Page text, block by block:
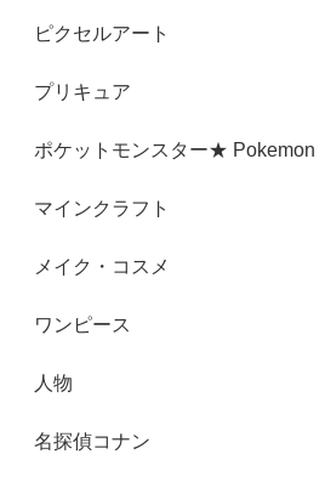
ピクセルアート
プリキュア
ポケットモンスター★ Pokemon
マインクラフト
メイク・コスメ
ワンピース
人物
名探偵コナン